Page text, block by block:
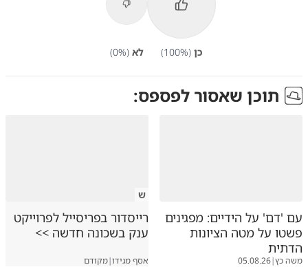
כן (
100%) לא (
0%)
תוכן שאסור לפספס:
עם 'דם' על הידיים: מפגינים
פשטו על מטה הציונות
הדתית
משה כץ|
05.08.26
ש
רייסדור בפריסייל לפרוייקט
ענק בשכונה חדשה >>
אסף מגידו|מקודם